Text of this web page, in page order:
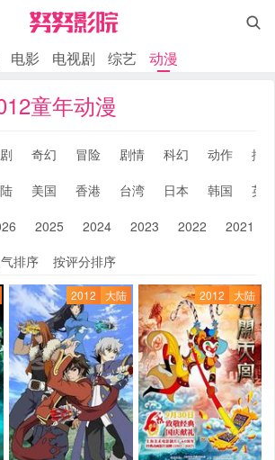

电影 电视剧 综艺 动漫
童年动漫
奇幻 冒险 剧情 科幻 动作
搞
美国 香港 台湾 日本 韩国
英
2025 2024 2023 2022 2021
排序 按评分排序
2012 大陆 2012 大陆